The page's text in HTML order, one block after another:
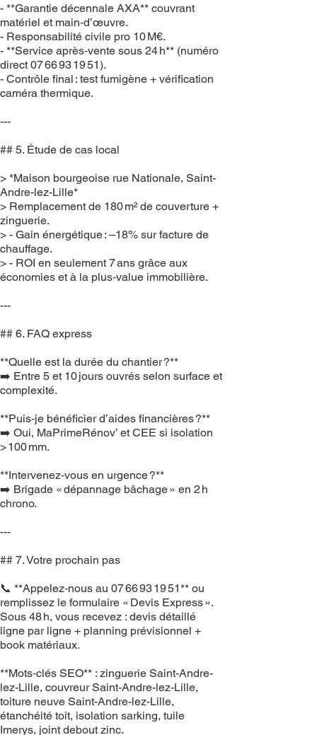
- **Garantie décennale AXA** couvrant
matériel et main‑d’œuvre.
- Responsabilité civile pro 10 M€.
- **Service après‑vente sous 24 h** (numéro
direct 07 66 93 19 51).
- Contrôle final : test fumigène + vérification
caméra thermique.
---
## 5. Étude de cas local
> *Maison bourgeoise rue Nationale, Saint-
Andre-lez-Lille*
> Remplacement de 180 m² de couverture +
zinguerie.
> - Gain énergétique : –18% sur facture de
chauffage.
> - ROI en seulement 7 ans grâce aux
économies et à la plus‑value immobilière.
---
## 6. FAQ express
**Quelle est la durée du chantier ?**
➡️ Entre 5 et 10 jours ouvrés selon surface et
complexité.
**Puis‑je bénéficier d’aides financières ?**
➡️ Oui, MaPrimeRénov’ et CEE si isolation
> 100 mm.
**Intervenez‑vous en urgence ?**
➡️ Brigade « dépannage bâchage » en 2 h
chrono.
---
## 7. Votre prochain pas
📞 **Appelez‑nous au 07 66 93 19 51** ou
remplissez le formulaire « Devis Express ».
Sous 48 h, vous recevez : devis détaillé
ligne par ligne + planning prévisionnel +
book matériaux.
**Mots‑clés SEO** : zinguerie Saint-Andre-
lez-Lille, couvreur Saint-Andre-lez-Lille,
toiture neuve Saint-Andre-lez-Lille,
étanchéité toit, isolation sarking, tuile
Imerys, joint debout zinc.